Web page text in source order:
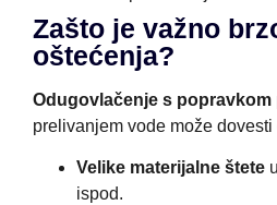
Zašto je važno
oštećenja?
Odugovlačenje s popravkom
prelivanjem vode može dovesti
Velike materijalne štete
ispod.